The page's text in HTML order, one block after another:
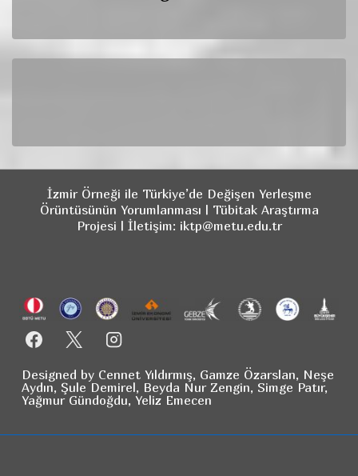
İzmir Örneği ile Türkiye’de Değişen Yerleşme
Örüntüsünün Yorumlanması | Tübitak Araştırma
Projesi | İletişim: iktp@metu.edu.tr
Designed by Cennet Yıldırmış, Gamze Özarslan, Neşe
Aydın, Şule Demirel, Beyda Nur Zengin, Simge Patır,
Yağmur Gündoğdu, Yeliz Emecen